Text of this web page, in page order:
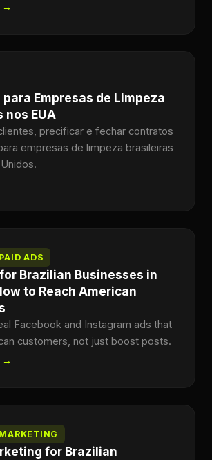
→
Empresas de Limpeza
nos EUA
precificar e fechar contratos
empresas de limpeza brasileiras
ADS
Brazilian Businesses in
to Reach American
Facebook and Instagram ads that
customers, not just boost posts.
→
for Brazilian